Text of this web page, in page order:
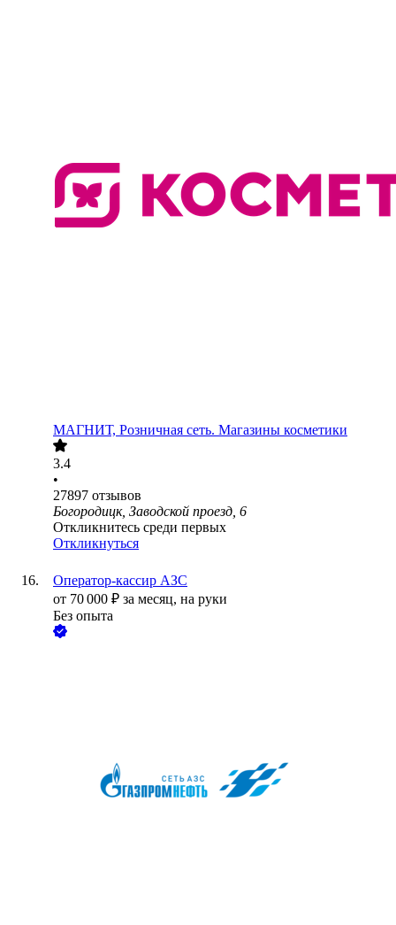
МАГНИТ, Розничная сеть. Магазины косметики
3.4
•
27897 отзывов
Богородицк, Заводской проезд, 6
Откликнитесь среди первых
Откликнуться
Оператор-кассир АЗС
от 70 000 ₽ за месяц, на руки
Без опыта